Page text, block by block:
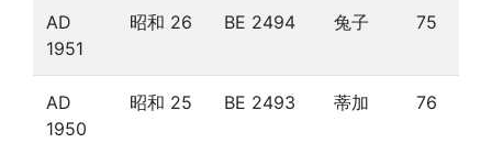
AD
1951
昭和 26 BE 2494 兔子 75
AD
1950
昭和 25 BE 2493 蒂加 76